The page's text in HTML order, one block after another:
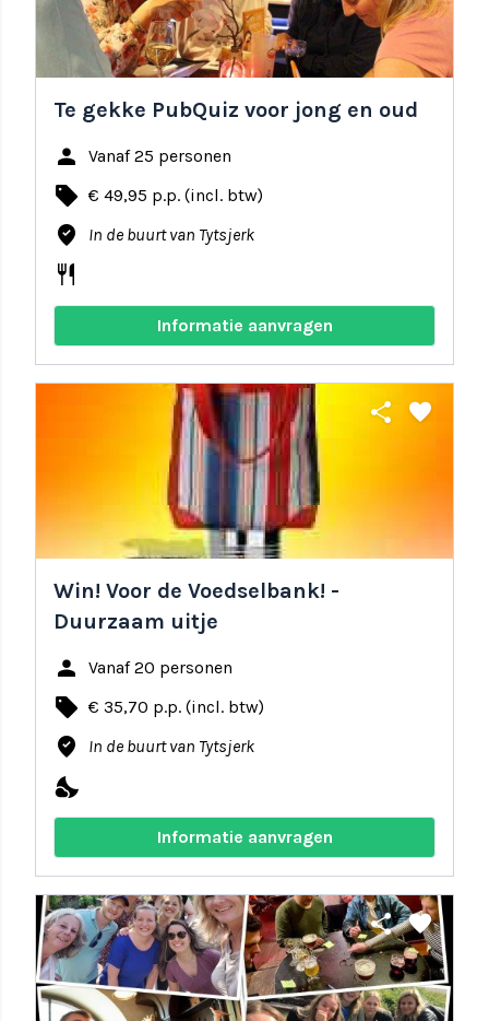
Te gekke PubQuiz voor jong en oud
person Vanaf 25 personen
local_offer € 49,95 p.p. (incl. btw)
where_to_vote In de buurt van Tytsjerk
restaurant
Informatie aanvragen
share favorite
Win! Voor de Voedselbank! -
Duurzaam uitje
person Vanaf 20 personen
local_offer € 35,70 p.p. (incl. btw)
where_to_vote In de buurt van Tytsjerk
nights_stay
Informatie aanvragen
share favorite